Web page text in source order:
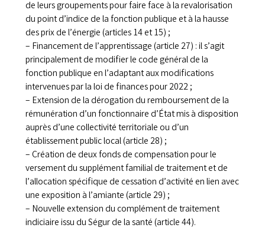
de leurs groupements pour faire face à la revalorisation
du point d’indice de la fonction publique et à la hausse
des prix de l’énergie (articles 14 et 15) ;
– Financement de l’apprentissage (article 27) : il s’agit
principalement de modifier le code général de la
fonction publique en l’adaptant aux modifications
intervenues par la loi de finances pour 2022 ;
– Extension de la dérogation du remboursement de la
rémunération d’un fonctionnaire d’État mis à disposition
auprès d’une collectivité territoriale ou d’un
établissement public local (article 28) ;
– Création de deux fonds de compensation pour le
versement du supplément familial de traitement et de
l’allocation spécifique de cessation d’activité en lien avec
une exposition à l’amiante (article 29) ;
– Nouvelle extension du complément de traitement
indiciaire issu du Ségur de la santé (article 44).